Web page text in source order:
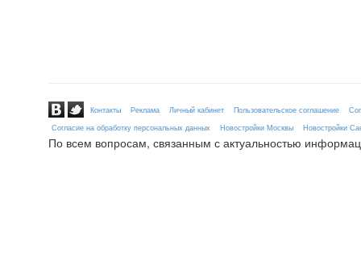
Контакты Реклама Личный кабинет Пользовательское соглашение
Согласие на обработку персональных данных
Новостройки Москвы Новостройки
По всем вопросам, связанным с актуальностью